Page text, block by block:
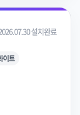
설치완료
이트